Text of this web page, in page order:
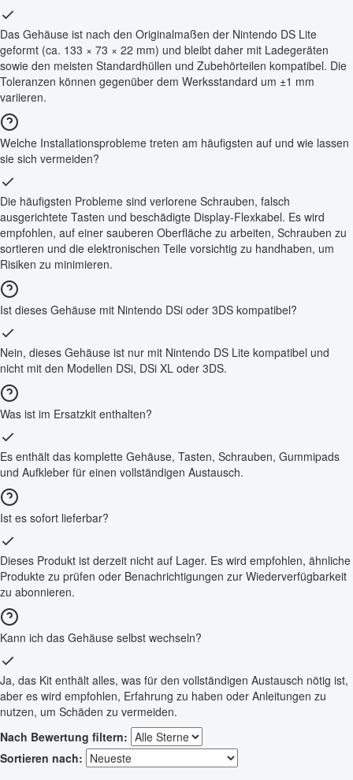
Das Gehäuse ist nach den Originalmaßen der Nintendo DS Lite
geformt (ca. 133 × 73 × 22 mm) und bleibt daher mit Ladegeräten
sowie den meisten Standardhüllen und Zubehörteilen kompatibel. Die
Toleranzen können gegenüber dem Werksstandard um ±1 mm
variieren.
Welche Installationsprobleme treten am häufigsten auf und wie lassen
sie sich vermeiden?
Die häufigsten Probleme sind verlorene Schrauben, falsch
ausgerichtete Tasten und beschädigte Display-Flexkabel. Es wird
empfohlen, auf einer sauberen Oberfläche zu arbeiten, Schrauben zu
sortieren und die elektronischen Teile vorsichtig zu handhaben, um
Risiken zu minimieren.
Ist dieses Gehäuse mit Nintendo DSi oder 3DS kompatibel?
Nein, dieses Gehäuse ist nur mit Nintendo DS Lite kompatibel und
nicht mit den Modellen DSi, DSi XL oder 3DS.
Was ist im Ersatzkit enthalten?
Es enthält das komplette Gehäuse, Tasten, Schrauben, Gummipads
und Aufkleber für einen vollständigen Austausch.
Ist es sofort lieferbar?
Dieses Produkt ist derzeit nicht auf Lager. Es wird empfohlen, ähnliche
Produkte zu prüfen oder Benachrichtigungen zur Wiederverfügbarkeit
zu abonnieren.
Kann ich das Gehäuse selbst wechseln?
Ja, das Kit enthält alles, was für den vollständigen Austausch nötig ist,
aber es wird empfohlen, Erfahrung zu haben oder Anleitungen zu
nutzen, um Schäden zu vermeiden.
Nach Bewertung filtern:
Sortieren nach: